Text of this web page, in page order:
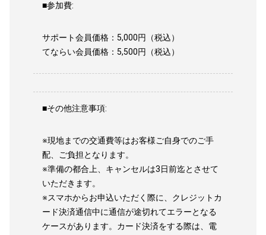
■参加費:
サポート会員価格：5,000円（税込）
てならい会員価格：5,500円（税込）
■その他注意事項:
※現地までの交通費等はお客様ご自身でのご手
配、ご負担となります。
※準備の都合上、キャンセルは3日前迄とさせて
いただきます。
※スマホからお申込いただく際に、クレジットカ
ード決済通信中に通信が途切れてエラーとなる
ケースがあります。カード決済をする際は、電